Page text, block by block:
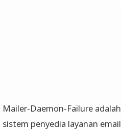
Mailer-Daemon-Failure
sistem penyedia layanan